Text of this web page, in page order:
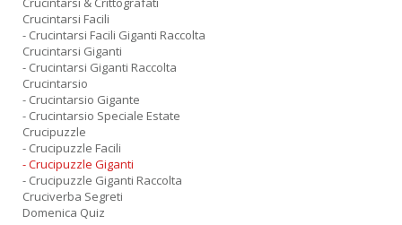
Crucintarsi Facili
- Crucintarsi Facili Giganti Raccolta
Crucintarsi Giganti
- Crucintarsi Giganti Raccolta
Crucintarsio
- Crucintarsio Gigante
- Crucintarsio Speciale Estate
Crucipuzzle
- Crucipuzzle Facili
- Crucipuzzle Giganti
- Crucipuzzle Giganti Raccolta
Cruciverba Segreti
Domenica Quiz